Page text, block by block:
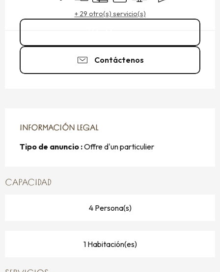
+ 29 otro(s) servicio(s)
Contáctenos
INFORMACIÓN LEGAL
INFORMACIÓN LEGAL
Tipo de anuncio :Offre d'un particulier
CAPACIDAD
4 Persona(s)
1 Habitación(es)